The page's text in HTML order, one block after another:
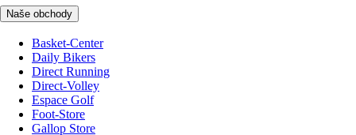
Naše obchody
Basket-Center
Daily Bikers
Direct Running
Direct-Volley
Espace Golf
Foot-Store
Gallop Store